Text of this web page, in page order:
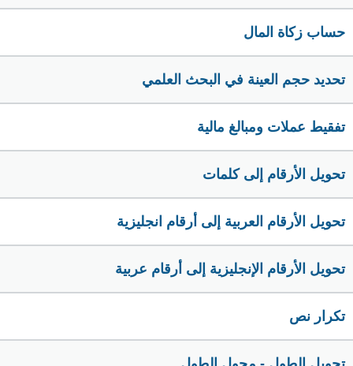
حساب زكاة المال
تحديد حجم العينة في البحث العلمي
تفقيط عملات ومبالغ مالية
تحويل الأرقام إلى كلمات
تحويل الأرقام العربية إلى أرقام انجليزية
تحويل الأرقام الإنجليزية إلى أرقام عربية
تكرار نص